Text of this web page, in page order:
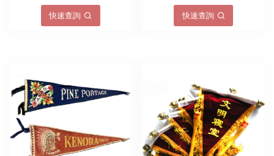
快速查詢 快速查詢